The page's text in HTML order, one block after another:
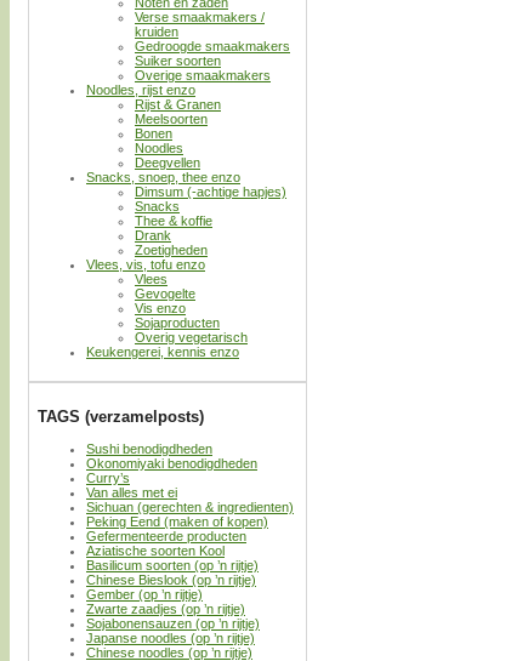
Verse smaakmakers /
kruiden
Gedroogde smaakmakers
Suiker soorten
Overige smaakmakers
Noodles, rijst enzo
Rijst & Granen
Meelsoorten
Bonen
Noodles
Deegvellen
Snacks, snoep, thee enzo
Dimsum (-achtige hapjes)
Snacks
Thee & koffie
Drank
Zoetigheden
Vlees, vis, tofu enzo
Vlees
Gevogelte
Vis enzo
Sojaproducten
Overig vegetarisch
Keukengerei, kennis enzo
TAGS (verzamelposts)
Sushi benodigdheden
Okonomiyaki benodigdheden
Curry’s
Van alles met ei
Sichuan (gerechten & ingredienten)
Peking Eend (maken of kopen)
Gefermenteerde producten
Aziatische soorten Kool
Basilicum soorten (op ’n rijtje)
Chinese Bieslook (op ’n rijtje)
Gember (op ’n rijtje)
Zwarte zaadjes (op ’n rijtje)
Sojabonensauzen (op ’n rijtje)
Japanse noodles (op ’n rijtje)
Chinese noodles (op ’n rijtje)